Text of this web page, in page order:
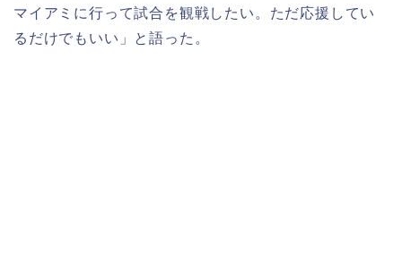
マイアミに行って試合を観戦したい。ただ応援してい
るだけでもいい」と語った。